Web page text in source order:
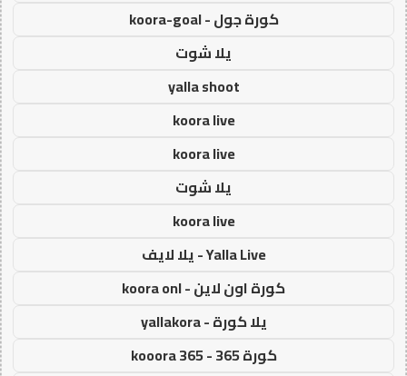
كورة جول - koora-goal
يلا شوت
yalla shoot
koora live
koora live
يلا شوت
koora live
Yalla Live - يلا لايف
كورة اون لاين - koora onl
يلا كورة - yallakora
كورة 365 - kooora 365